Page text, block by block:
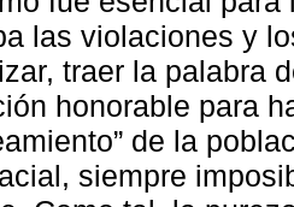
las violaciones y
traer la palabra
honorable para
de la
siempre